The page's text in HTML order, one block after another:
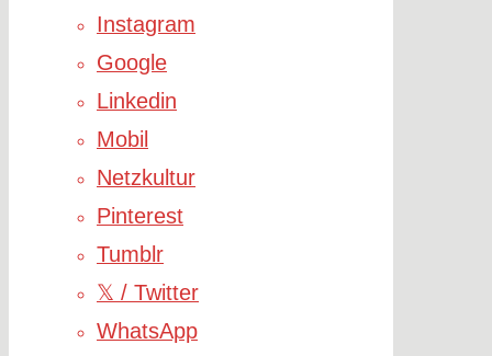
Instagram
Google
Linkedin
Mobil
Netzkultur
Pinterest
Tumblr
𝕏 / Twitter
WhatsApp